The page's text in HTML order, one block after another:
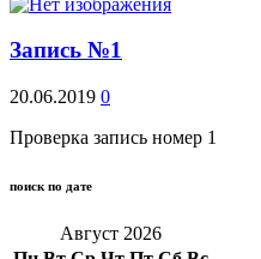
Запись №1
20.06.2019 0
Проверка запись номер 1
поиск по дате
Август 2026